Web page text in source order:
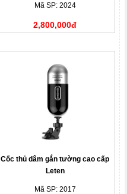
Mã SP: 2024
2,800,000đ
Cốc thủ dâm gắn tường cao cấp
Leten
Mã SP: 2017